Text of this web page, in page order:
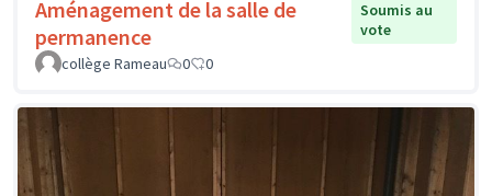
Aménagement de la salle de
permanence
Soumis au
vote
collège Rameau
0 0